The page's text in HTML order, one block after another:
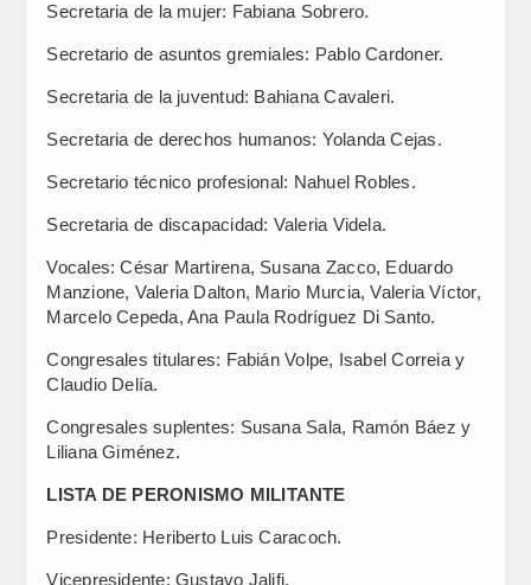
Secretaria de la mujer: Fabiana Sobrero.
Secretario de asuntos gremiales: Pablo Cardoner.
Secretaria de la juventud: Bahiana Cavaleri.
Secretaria de derechos humanos: Yolanda Cejas.
Secretario técnico profesional: Nahuel Robles.
Secretaria de discapacidad: Valeria Videla.
Vocales: César Martirena, Susana Zacco, Eduardo
Manzione, Valeria Dalton, Mario Murcia, Valeria Víctor,
Marcelo Cepeda, Ana Paula Rodríguez Di Santo.
Congresales titulares: Fabián Volpe, Isabel Correia y
Claudio Delía.
Congresales suplentes: Susana Sala, Ramón Báez y
Liliana Giménez.
LISTA DE PERONISMO MILITANTE
Presidente: Heriberto Luis Caracoch.
Vicepresidente: Gustavo Jalifi.